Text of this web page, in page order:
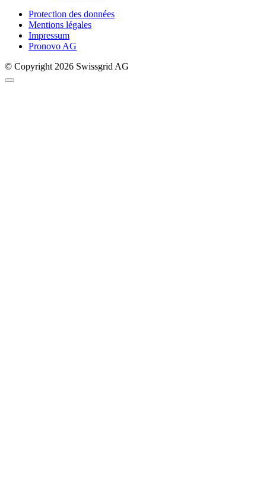
Protection des données
Mentions légales
Impressum
Pronovo AG
© Copyright 2026 Swissgrid AG